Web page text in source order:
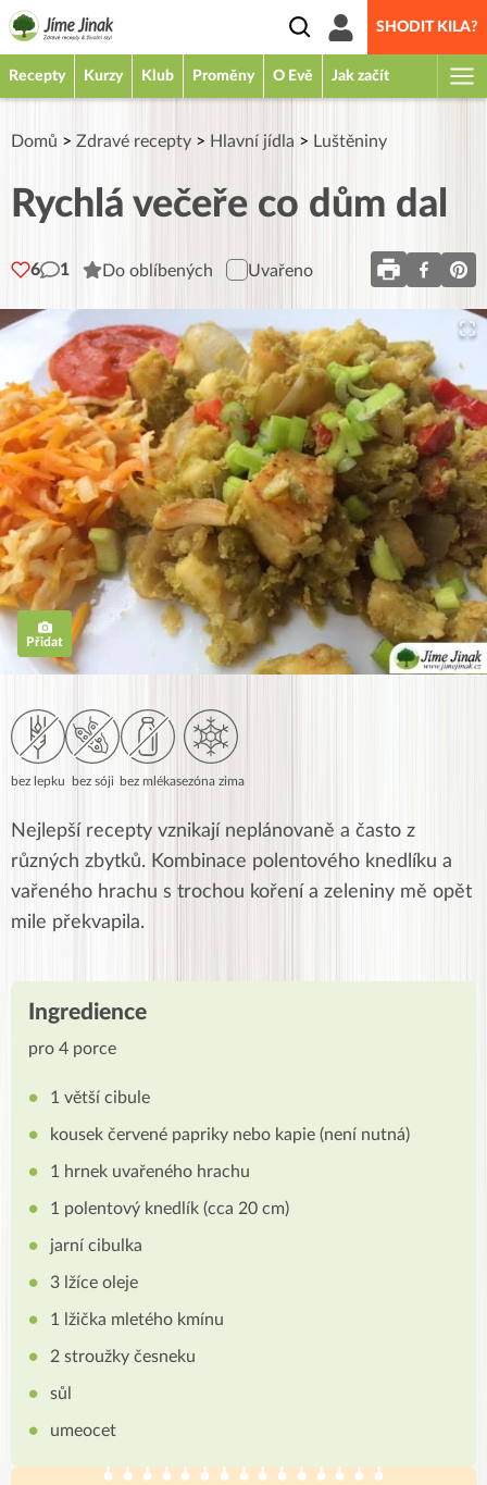
SHODIT KILA?
Recepty Kurzy Klub Proměny O Evě Jak začít
Domů > Zdravé recepty > Hlavní jídla > Luštěniny
Rychlá večeře co dům dal
6 1 Do oblíbených Uvařeno
Přidat
bez lepku bez sóji bez mlékasezóna zima
Nejlepší recepty vznikají neplánovaně a často z
různých zbytků. Kombinace polentového knedlíku a
vařeného hrachu s trochou koření a zeleniny mě opět
mile překvapila.
Ingredience
pro 4 porce
1 větší cibule
kousek červené papriky nebo kapie (není nutná)
1 hrnek uvařeného hrachu
1 polentový knedlík (cca 20 cm)
jarní cibulka
3 lžíce oleje
1 lžička mletého kmínu
2 stroužky česneku
sůl
umeocet